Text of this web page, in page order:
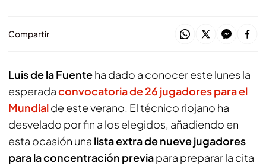
Compartir
Luis de la Fuenteha dado a conocer este lunes la
esperadaconvocatoria de 26 jugadores para el
Mundialde este verano. El técnico riojano ha
desvelado por fin a los elegidos, añadiendo en
esta ocasión una lista extra de nueve jugadores
para la concentración previapara preparar la cita